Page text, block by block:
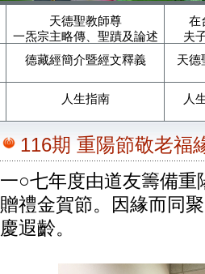
天德聖教師尊
一炁宗主略傳、聖蹟及論述
在
夫
德藏經簡介暨經文釋義 天德
人生指南 人
116期 重陽節敬老福
一○七年度由道友籌備
贈禮金賀節。因緣而同
慶遐齡。